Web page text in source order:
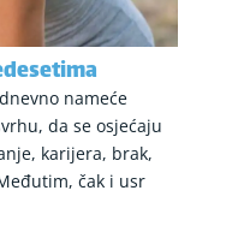
nameće
da se osjećaju
karijera, brak,
čak i usr